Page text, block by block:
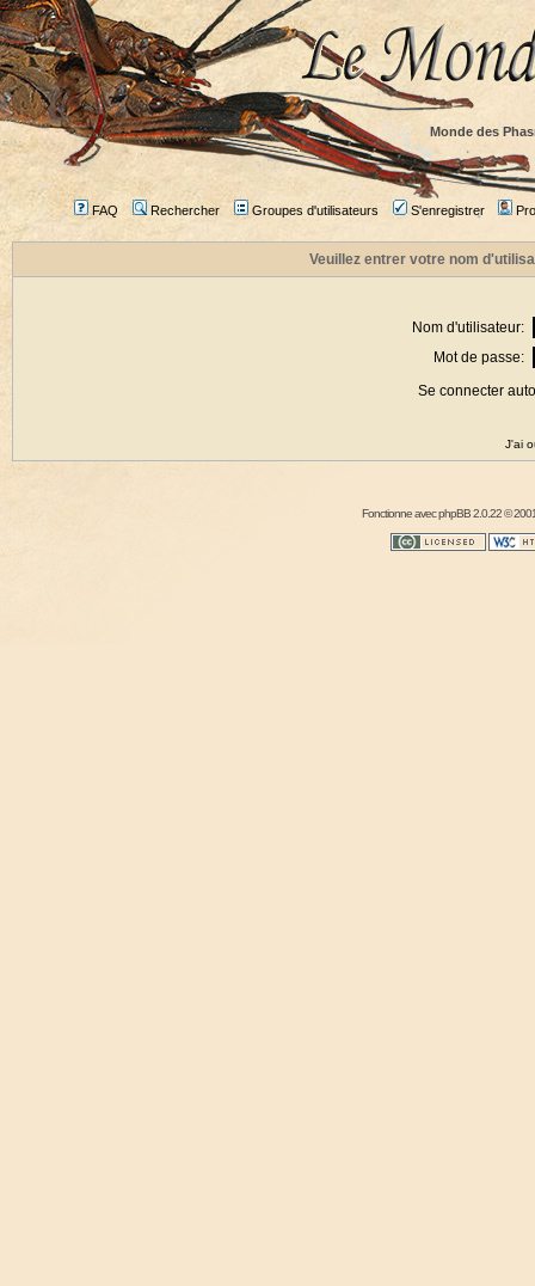
Monde des
FAQ Rechercher Groupes d'utilisateurs S'enregistrer
Veuillez entrer votre nom
Nom d'utilisateur:
Mot de passe:
Se connecter
J'ai
Fonctionne avecphpBB2.0.22 ©